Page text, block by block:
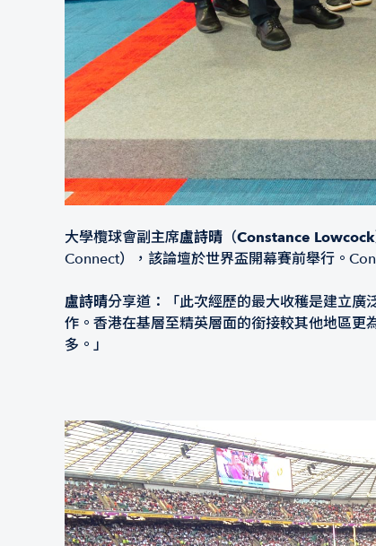
大學欖球會副主席盧詩晴 （Constance Lowcock
Connect），該論壇於世界盃開幕賽前舉行。
盧詩晴分享道：「此次經歷的最大收穫是建立廣
作。香港在基層至精英層面的銜接較其他地區
多。」